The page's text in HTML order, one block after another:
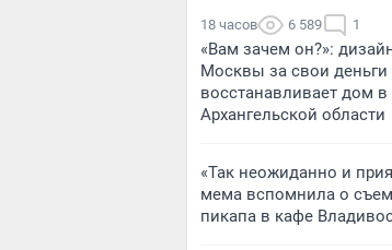
18 часов 6 589 1
«Вам зачем он?»:
Москвы за свои деньги
восстанавливает дом в
Архангельской области
«Так неожиданно и
мема вспомнила о
пикапа в кафе